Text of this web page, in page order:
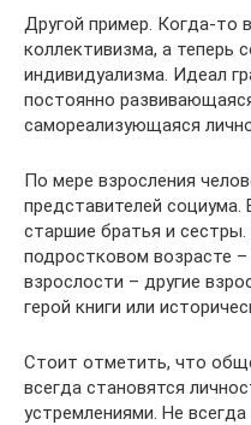
Другой пример. Когда-то
коллективизма, а теперь
индивидуализма. Идеал
постоянно
самореализующаяся
По мере взросления
представителей социума.
старшие братья и
подростковом возрасте
взрослости – другие
герой книги или
Стоит отметить, что
всегда становятся
устремлениями. Не